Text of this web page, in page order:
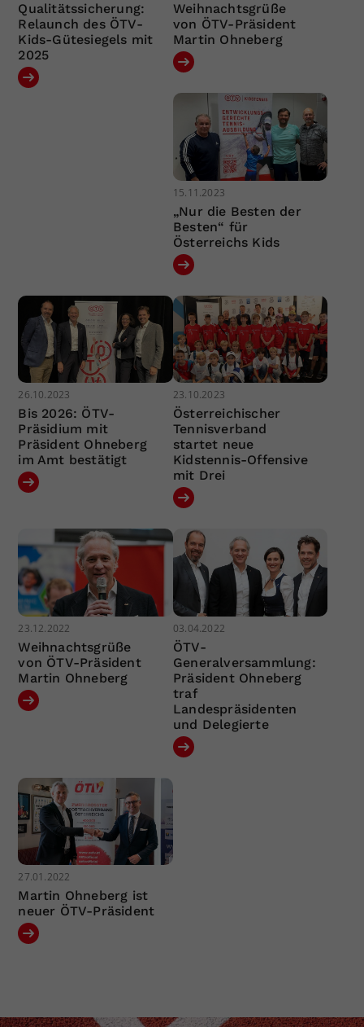
Qualitätssicherung:
Relaunch des ÖTV-
Kids-Gütesiegels mit
2025
Weihnachtsgrüße
von ÖTV-Präsident
Martin Ohneberg
15.11.2023
„Nur die Besten der
Besten“ für
Österreichs Kids
26.10.2023
Bis 2026: ÖTV-
Präsidium mit
Präsident Ohneberg
im Amt bestätigt
23.10.2023
Österreichischer
Tennisverband
startet neue
Kidstennis-Offensive
mit Drei
23.12.2022
Weihnachtsgrüße
von ÖTV-Präsident
Martin Ohneberg
03.04.2022
ÖTV-
Generalversammlung:
Präsident Ohneberg
traf
Landespräsidenten
und Delegierte
27.01.2022
Martin Ohneberg ist
neuer ÖTV-Präsident